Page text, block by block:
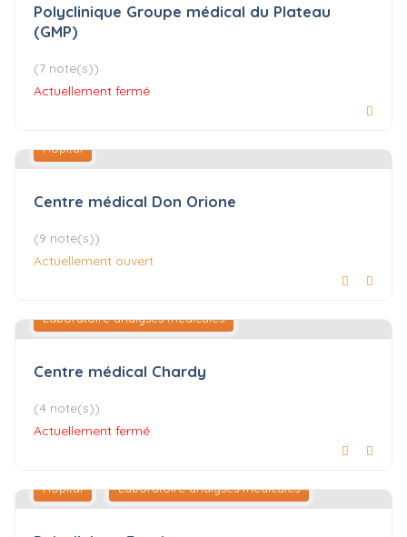
Polyclinique Groupe médical du Plateau
(GMP)
(7 note(s))
Actuellement fermé
Hôpital
Centre médical Don Orione
(9 note(s))
Actuellement ouvert
Laboratoire analyses médicales
Centre médical Chardy
(4 note(s))
Actuellement fermé
Hôpital Laboratoire analyses médicales